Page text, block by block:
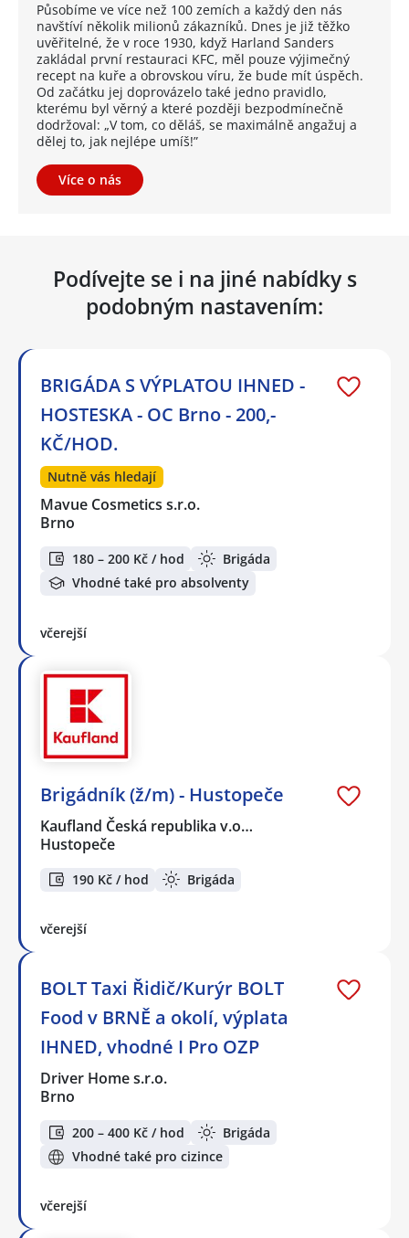
Působíme ve více než 100 zemích a každý den nás
navštíví několik milionů zákazníků. Dnes je již těžko
uvěřitelné, že v roce 1930, když Harland Sanders
zakládal první restauraci KFC, měl pouze výjimečný
recept na kuře a obrovskou víru, že bude mít úspěch.
Od začátku jej doprovázelo také jedno pravidlo,
kterému byl věrný a které později bezpodmínečně
dodržoval: „V tom, co děláš, se maximálně angažuj a
dělej to, jak nejlépe umíš!”
Více o nás
Podívejte se i na jiné nabídky s
podobným nastavením:
BRIGÁDA S VÝPLATOU IHNED -
HOSTESKA - OC Brno - 200,-
KČ/HOD.
Nutně vás hledají
Mavue Cosmetics s.r.o.
Brno
180 – 200 Kč / hod
Brigáda
Vhodné také pro absolventy
včerejší
Brigádník (ž/m) - Hustopeče
Kaufland Česká republika v.o…
Hustopeče
190 Kč / hod Brigáda
včerejší
BOLT Taxi Řidič/Kurýr BOLT
Food v BRNĚ a okolí, výplata
IHNED, vhodné I Pro OZP
Driver Home s.r.o.
Brno
200 – 400 Kč / hod
Brigáda
Vhodné také pro cizince
včerejší